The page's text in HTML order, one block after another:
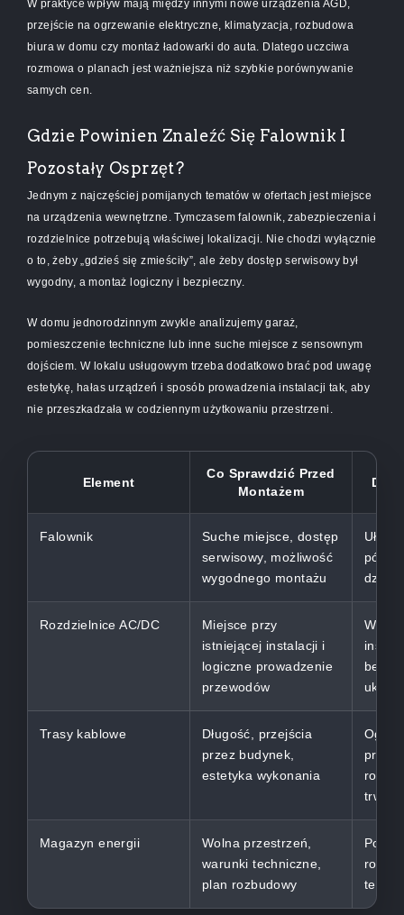
W praktyce wpływ mają między innymi nowe urządzenia AGD,
przejście na ogrzewanie elektryczne, klimatyzacja, rozbudowa
biura w domu czy montaż ładowarki do auta. Dlatego uczciwa
rozmowa o planach jest ważniejsza niż szybkie porównywanie
samych cen.
Gdzie Powinien Znaleźć Się Falownik I
Pozostały Osprzęt?
Jednym z najczęściej pomijanych tematów w ofertach jest miejsce
na urządzenia wewnętrzne. Tymczasem falownik, zabezpieczenia i
rozdzielnice potrzebują właściwej lokalizacji. Nie chodzi wyłącznie
o to, żeby „gdzieś się zmieściły”, ale żeby dostęp serwisowy był
wygodny, a montaż logiczny i bezpieczny.
W domu jednorodzinnym zwykle analizujemy garaż,
pomieszczenie techniczne lub inne suche miejsce z sensownym
dojściem. W lokalu usługowym trzeba dodatkowo brać pod uwagę
estetykę, hałas urządzeń i sposób prowadzenia instalacji tak, aby
nie przeszkadzała w codziennym użytkowaniu przestrzeni.
Element
Co Sprawdzić Przed
Montażem
Falownik
Suche miejsce, dostęp
serwisowy, możliwość
wygodnego montażu
Rozdzielnice AC/DC
Miejsce przy
istniejącej instalacji i
logiczne prowadzenie
przewodów
układu
Trasy kablowe
Długość, przejścia
przez budynek,
estetyka wykonania
Magazyn energii
Wolna przestrzeń,
warunki techniczne,
plan rozbudowy
teraz